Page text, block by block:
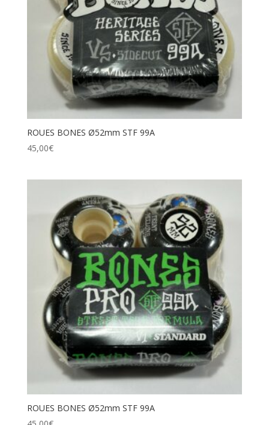
ROUES BONES Ø52mm STF 99A
45,00€
ROUES BONES Ø52mm STF 99A